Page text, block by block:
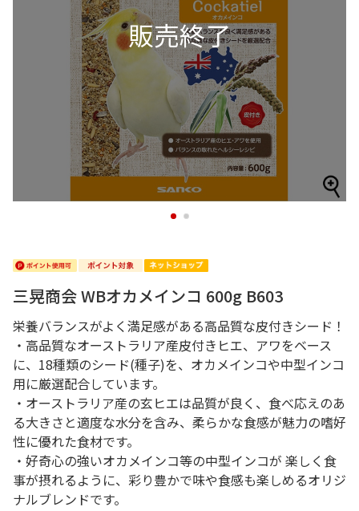
1 2
三晃商会 WBオカメインコ 600g B603
栄養バランスがよく満足感がある高品質な皮付きシード！
・高品質なオーストラリア産皮付きヒエ、アワをベース
に、18種類のシード(種子)を、オカメインコや中型インコ
用に厳選配合しています。
・オーストラリア産の玄ヒエは品質が良く、食べ応えのあ
る大きさと適度な水分を含み、柔らかな食感が魅力の嗜好
性に優れた食材です。
・好奇心の強いオカメインコ等の中型インコが 楽しく食
事が摂れるように、彩り豊かで味や食感も楽しめるオリジ
ナルブレンドです。